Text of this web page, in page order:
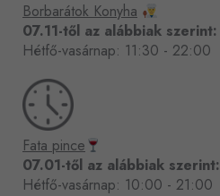
Borbarátok Konyha
07.11-től az alábbiak szerint:
Hétfő-vasárnap: 11:30 - 22:00
Fata pince
07.01-től az alábbiak szerint:
Hétfő-vasárnap: 10:00 - 21:00